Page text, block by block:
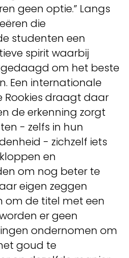
geen optie.” Langs
die
studenten een
spirit waarbij
om het beste
Een internationale
Rookies draagt daar
de erkenning zorgt
- zelfs in hun
- zichzelf iets
en
om nog beter te
eigen zeggen
om de titel met een
er geen
ondernomen om
goud te